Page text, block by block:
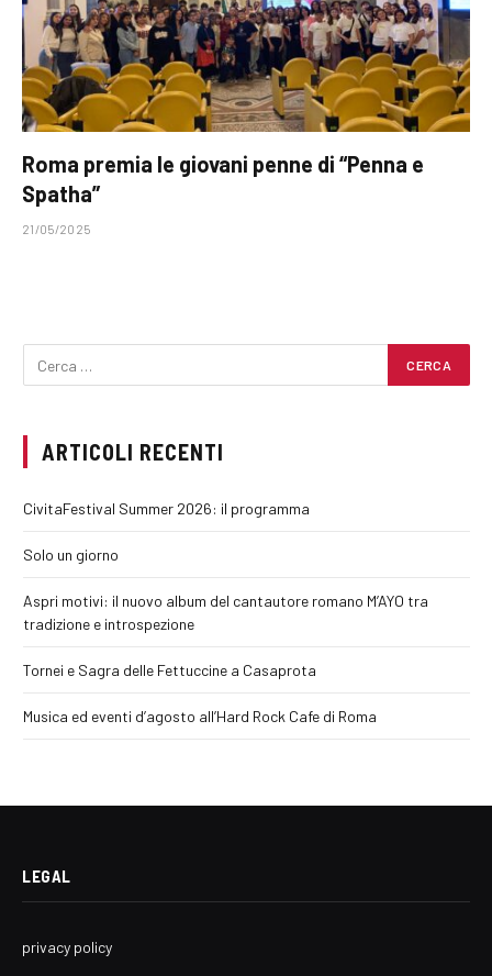
Roma premia le giovani penne di “Penna e
Spatha”
21/05/2025
ARTICOLI RECENTI
CivitaFestival Summer 2026: il programma
Solo un giorno
Aspri motivi: il nuovo album del cantautore romano M’AYO tra
tradizione e introspezione
Tornei e Sagra delle Fettuccine a Casaprota
Musica ed eventi d’agosto all’Hard Rock Cafe di Roma
LEGAL
privacy policy